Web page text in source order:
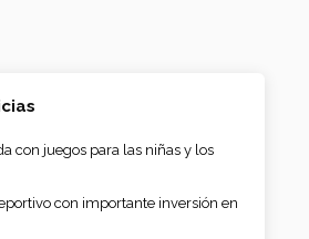
con importante inversión en
a San Cayetano en Florencio